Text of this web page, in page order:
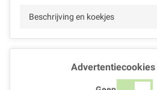
Beschrijving en koekjes
Advertentiecookies